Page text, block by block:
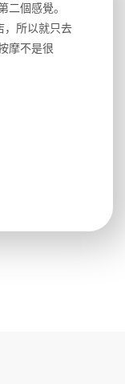
二個感覺。
，所以就只去
摩不是很